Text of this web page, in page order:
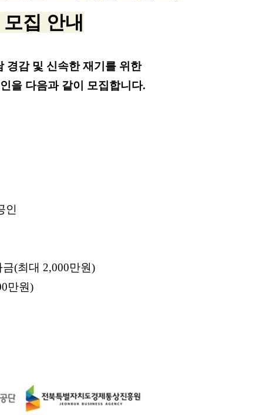
집 안내
경감 및 신속한 재기를 위한
을 다음과 같이 모집합니다.
인
(최대 2,000만원)
만원)